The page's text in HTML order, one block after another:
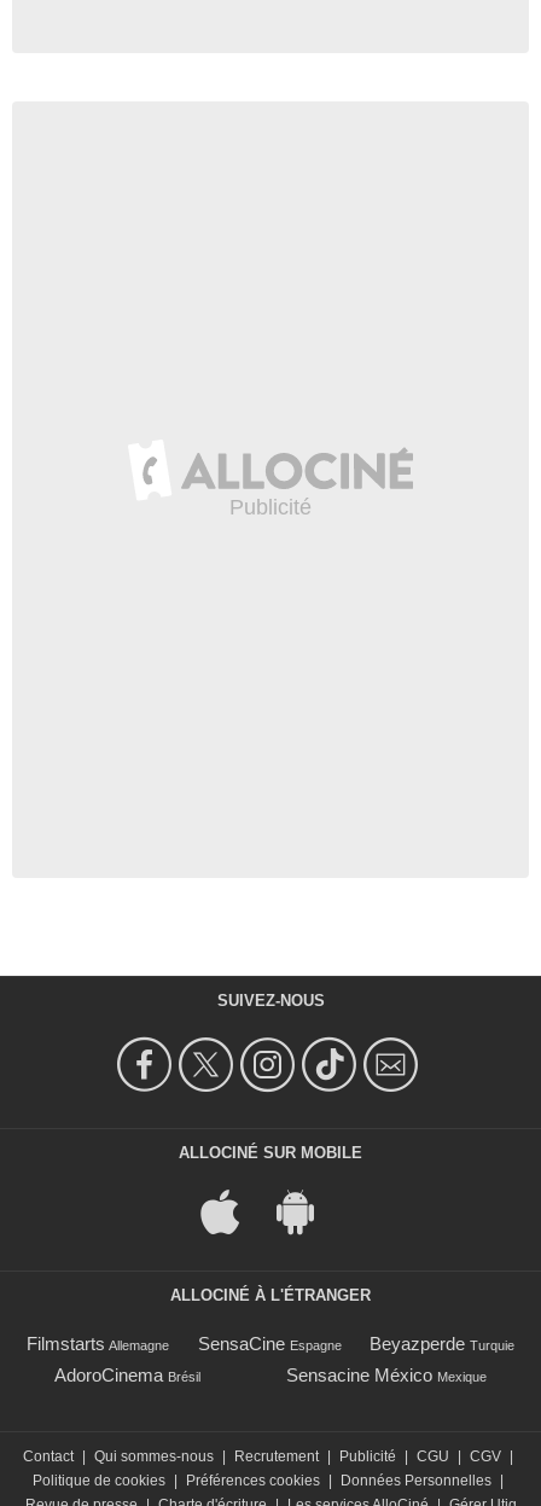
SUIVEZ-NOUS
ALLOCINÉ SUR MOBILE
ALLOCINÉ À L'ÉTRANGER
Filmstarts Allemagne SensaCine Espagne Beyazperde Turquie
AdoroCinema Brésil Sensacine México Mexique
Contact | Qui sommes-nous | Recrutement | Publicité | CGU | CGV |
Politique de cookies | Préférences cookies | Données Personnelles |